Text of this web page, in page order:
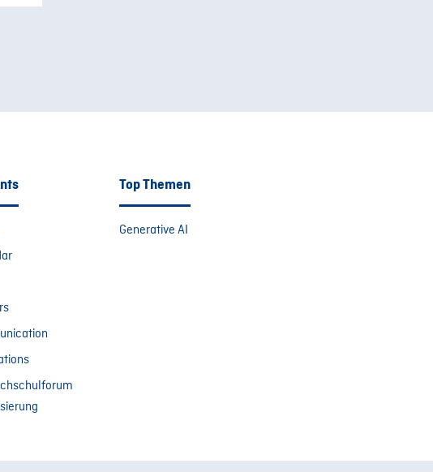
Top Themen
Generative AI